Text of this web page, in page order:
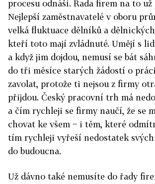
procesu odnáší. Řada firem na to už
Nejlepší zaměstnavatelé v oboru
velká fluktuace dělníků a
kteří toto mají zvládnuté. Umějí s
a když jim dojdou, nemusí se bát
do tři měsíce starých žádostí o
zavolat, protože ti nejsou z firmy
přijdou. Český pracovní trh má
a čím rychleji se firmy naučí, že se
chovat ke všem − i těm, které
tím rychleji vyřeší nedostatek
do budoucna.
Už dávno také nemusíte do řady